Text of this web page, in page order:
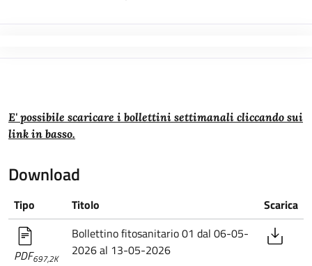
E' possibile scaricare i bollettini settimanali cliccando sui
link in basso.
Download
Tipo Titolo Scarica
PDF697,2K
Bollettino fitosanitario 01 dal 06-05-
2026 al 13-05-2026